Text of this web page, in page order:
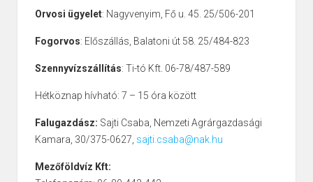
Orvosi ügyelet: Nagyvenyim, Fő u. 45. 25/506-201
Fogorvos: Előszállás, Balatoni út 58. 25/484-823
Szennyvízszállítás: Ti-tó Kft. 06-78/487-589
Hétköznap hívható: 7 – 15 óra között
Falugazdász: Sajti Csaba, Nemzeti Agrárgazdasági
Kamara, 30/375-0627, sajti.csaba@nak.hu
Mezőföldvíz Kft: